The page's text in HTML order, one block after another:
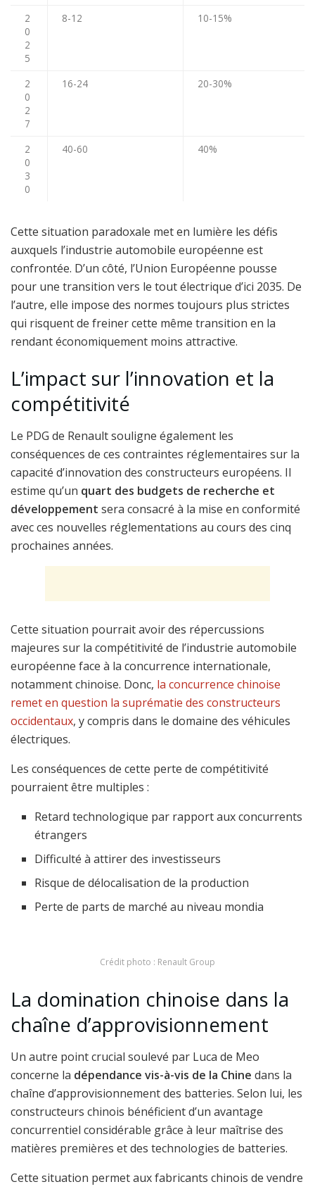
2
0
2
5
8-12 10-15%
2
0
2
7
16-24 20-30%
2
0
3
0
40-60 40%
Cette situation paradoxale met en lumière les défis
auxquels l’industrie automobile européenne est
confrontée. D’un côté, l’Union Européenne pousse
pour une transition vers le tout électrique d’ici 2035. De
l’autre, elle impose des normes toujours plus strictes
qui risquent de freiner cette même transition en la
rendant économiquement moins attractive.
L’impact sur l’innovation et la
compétitivité
Le PDG de Renault souligne également les
conséquences de ces contraintes réglementaires sur la
capacité d’innovation des constructeurs européens. Il
estime qu’un quart des budgets de recherche et
développement sera consacré à la mise en conformité
avec ces nouvelles réglementations au cours des cinq
prochaines années.
Cette situation pourrait avoir des répercussions
majeures sur la compétitivité de l’industrie automobile
européenne face à la concurrence internationale,
notamment chinoise. Donc, la concurrence chinoise
remet en question la suprématie des constructeurs
occidentaux, y compris dans le domaine des véhicules
électriques.
Les conséquences de cette perte de compétitivité
pourraient être multiples :
Retard technologique par rapport aux concurrents
étrangers
Difficulté à attirer des investisseurs
Risque de délocalisation de la production
Perte de parts de marché au niveau mondia
Crédit photo : Renault Group
La domination chinoise dans la
chaîne d’approvisionnement
Un autre point crucial soulevé par Luca de Meo
concerne la dépendance vis-à-vis de la Chine dans la
chaîne d’approvisionnement des batteries. Selon lui, les
constructeurs chinois bénéficient d’un avantage
concurrentiel considérable grâce à leur maîtrise des
matières premières et des technologies de batteries.
Cette situation permet aux fabricants chinois de vendre